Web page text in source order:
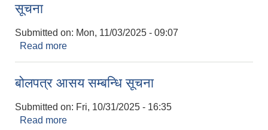
सूचना
Submitted on: Mon, 11/03/2025 - 09:07
Read more
बोलपत्र आसय सम्बन्धि सूचना
Submitted on: Fri, 10/31/2025 - 16:35
Read more